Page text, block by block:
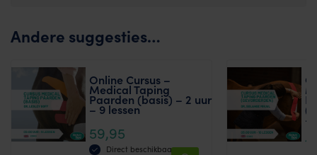
Andere suggesties…
Online Cursus –
Medical Taping
Paarden (basis) – 2 uur
– 9 lessen
59,95
Direct beschikbaar
–